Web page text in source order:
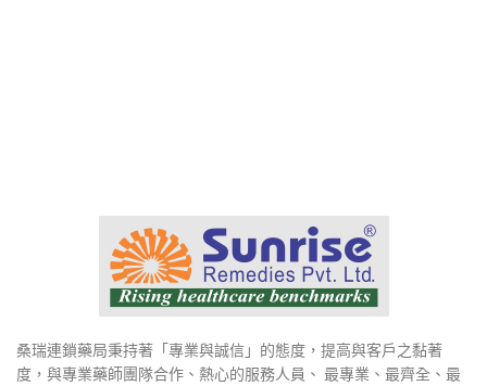
桑瑞連鎖藥局秉持著「專業與誠信」的態度，提高與客戶之黏著
度，與專業藥師團隊合作、熱心的服務人員、 最專業、最齊全、最